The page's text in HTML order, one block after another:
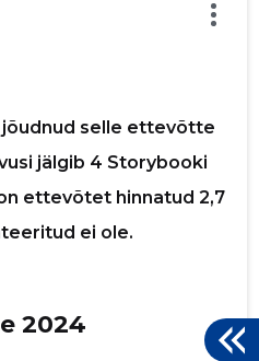
jõudnud selle ettevõtte
jälgib 4 Storybooki
ettevõtet hinnatud 2,7
ei ole.
2024